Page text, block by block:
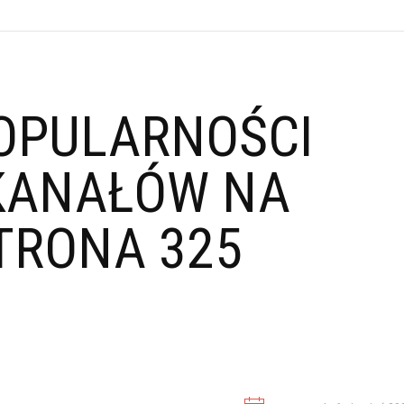
NA
325